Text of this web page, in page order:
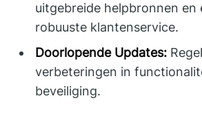
uitgebreide helpbronnen en
robuuste klantenservice.
Doorlopende Updates:
verbeteringen in
beveiliging.